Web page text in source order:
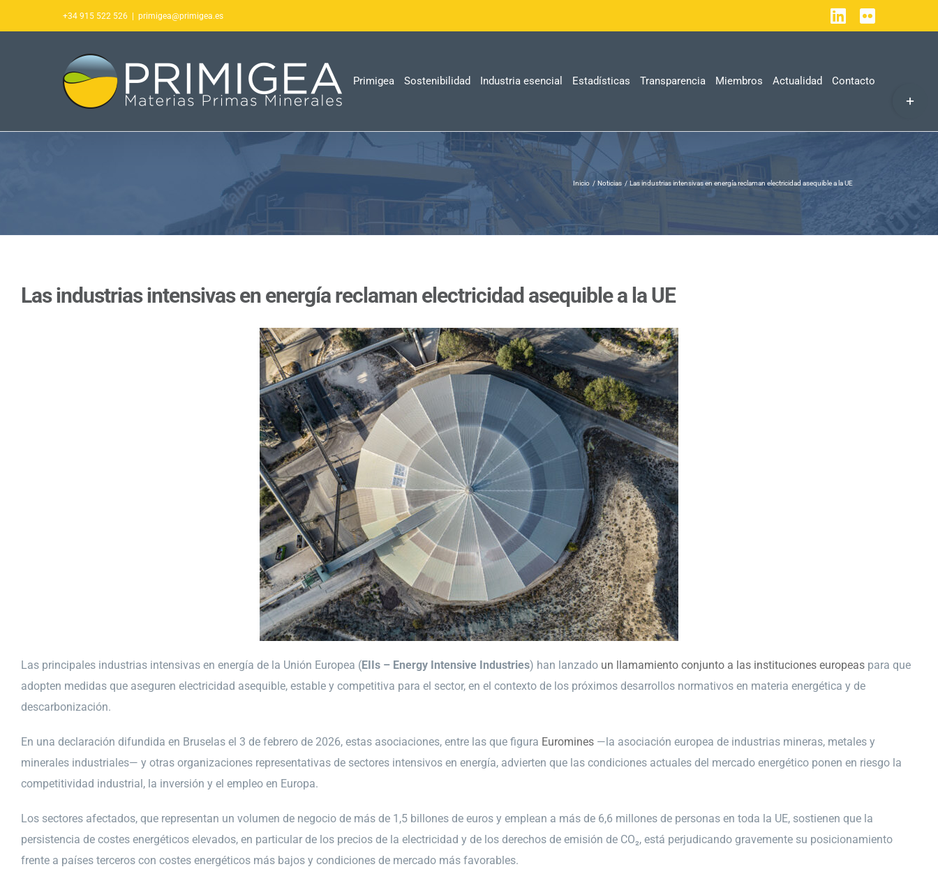
al
+34 915 522 526 | primigea@primigea.es LinkedIn
Flickr
Primigea Sostenibilidad Industria esencial Estadísticas Transparencia Miembros Actualidad Contacto
Inicio Noticias Las industrias intensivas en energía reclaman electricidad asequible a la UE
Las industrias intensivas en energía reclaman electricidad asequible a la UE
Las principales industrias intensivas en energía de la Unión Europea (EIIs – Energy Intensive Industries) han lanzado un llamamiento conjunto a las instituciones europeas para que
adopten medidas que aseguren electricidad asequible, estable y competitiva para el sector, en el contexto de los próximos desarrollos normativos en materia energética y de
descarbonización.
En una declaración difundida en Bruselas el 3 de febrero de 2026, estas asociaciones, entre las que figura Euromines —la asociación europea de industrias mineras, metales y
minerales industriales— y otras organizaciones representativas de sectores intensivos en energía, advierten que las condiciones actuales del mercado energético ponen en riesgo la
competitividad industrial, la inversión y el empleo en Europa.
Los sectores afectados, que representan un volumen de negocio de más de 1,5 billones de euros y emplean a más de 6,6 millones de personas en toda la UE, sostienen que la
persistencia de costes energéticos elevados, en particular de los precios de la electricidad y de los derechos de emisión de CO₂, está perjudicando gravemente su posicionamiento
frente a países terceros con costes energéticos más bajos y condiciones de mercado más favorables.
Bar